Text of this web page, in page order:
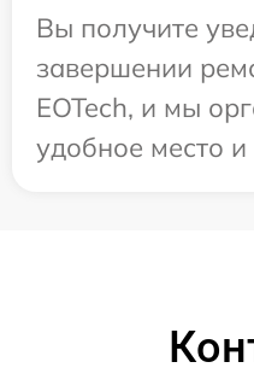
Вы получите
завершении
EOTech, и мы
удобное место и